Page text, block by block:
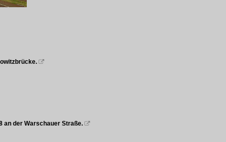

an der Warschauer Straße. 